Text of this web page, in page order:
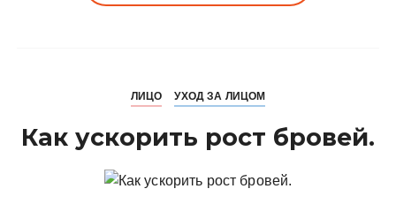
ЛИЦО УХОД ЗА ЛИЦОМ
Как ускорить рост бровей.